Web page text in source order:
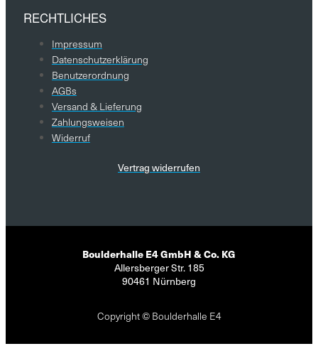
RECHTLICHES
Impressum
Datenschutzerklärung
Benutzerordnung
AGBs
Versand & Lieferung
Zahlungsweisen
Widerruf
Vertrag widerrufen
Boulderhalle E4 GmbH & Co. KG
Allersberger Str. 185
90461 Nürnberg
Copyright © Boulderhalle E4